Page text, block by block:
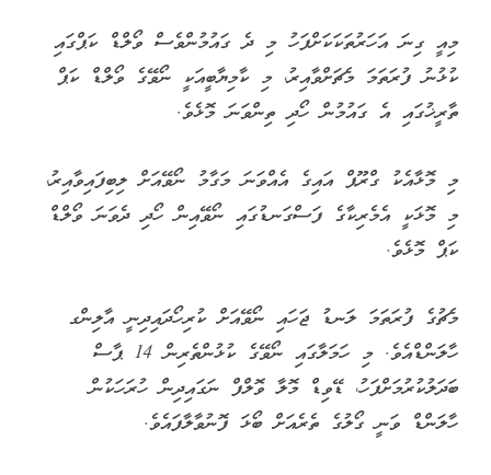
މިއީ ގިނަ އަހަރުތަކަކަށްފަހު މި ދެ ގައުމުންވެސް ވޯލްޑް ކަޕްގައި
ކުޅުނު ފުރަތަމަ މެޗަށްވާއިރު، މި ކާމިޔާބީއަކީ ނޯވޭގެ ވޯލްޑް ކަޕް
ތާރީޚުގައި އެ ގައުމުން ހޯދި ތިންވަނަ މޮޅެވެ.
މި މޮޅާއެކު ގްރޫޕް އައިގެ އެއްވަނަ މަގާމު ނޯވޭއަށް ލިބިފައިވާއިރު،
މި މޮޅަކީ އެމެރިކާގެ ފަސްގަނޑުގައި ނޯވޭއިން ހޯދި ދެވަނަ ވޯލްޑް
ކަޕް މޮޅެވެ.
މެޗުގެ ފުރަތަމަ ލަނޑު ޖަހައި ނޯވޭއަށް ކުރިހޯދައިދިނީ އާލިންގ
ހާލަންޑްއެވެ. މި ހަމަލާގައި ނޯވޭގެ ކުޅުންތެރިން 14 ޕާސް
ބަދަލުކުރުމަށްފަހު، ޑޭވިޑް މޮލާ ވޮލްފް ނަގައިދިން ހުރަހަކުން
ހާލަންޑް ވަނީ ގޯލުގެ ތެރެއަށް ބޯޅަ ފޮނުވާލާފައެވެ.